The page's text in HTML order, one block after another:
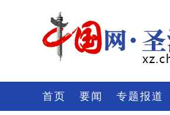
首页 要闻 专题报道